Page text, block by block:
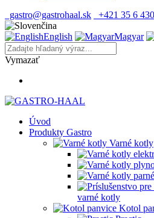
gastro@gastrohaal.sk
+421 35 6
English Magyar
Vymazať
Úvod
Produkty Gastro
Varné kotly
varné kotly
Kotol